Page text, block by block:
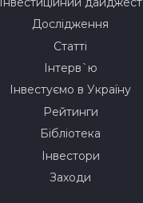
Дослідження
Статті
Інтерв`ю
Інвестуємо в Україну
Рейтинги
Бібліотека
Інвестори
Заходи